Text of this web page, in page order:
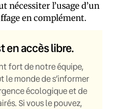
nécessiter l’usage d’un
en complément.
en accès libre.
fort de notre équipe,
monde de s’informer
écologique et de
Si vous le pouvez,